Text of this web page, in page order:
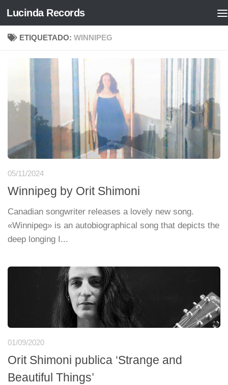
Saltar al contenido
Lucinda Records
ETIQUETADO: WINNIPEG
05/11/2024
Winnipeg by Orit Shimoni
Canadian songwriter releases a lovely new song.
«Winnipeg» is an autobiographical song that depicts the
deep longing I...
01/09/2020
Orit Shimoni publica ‘Strange and
Beautiful Things’